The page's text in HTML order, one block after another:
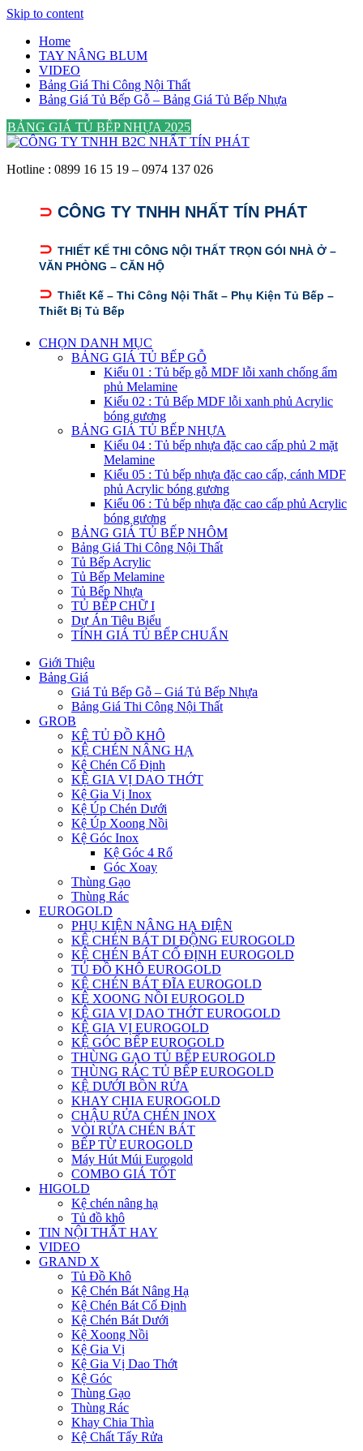
Skip to content
Home
TAY NÂNG BLUM
VIDEO
Bảng Giá Thi Công Nội Thất
Bảng Giá Tủ Bếp Gỗ – Bảng Giá Tủ Bếp Nhựa
BẢNG GIÁ TỦ BẾP NHỰA 2025
Hotline : 0899 16 15 19 – 0974 137 026
⊃ CÔNG TY TNHH NHẤT TÍN PHÁT
⊃ THIẾT KẾ THI CÔNG NỘI THẤT TRỌN GÓI NHÀ Ở –
VĂN PHÒNG – CĂN HỘ
⊃ Thiết Kế – Thi Công Nội Thất – Phụ Kiện Tủ Bếp –
Thiết Bị Tủ Bếp
CHỌN DANH MỤC
BẢNG GIÁ TỦ BẾP GỖ
Kiểu 01 : Tủ bếp gỗ MDF lỗi xanh chống ẩm
phủ Melamine
Kiểu 02 : Tủ Bếp MDF lỗi xanh phủ Acrylic
bóng gương
BẢNG GIÁ TỦ BẾP NHỰA
Kiểu 04 : Tủ bếp nhựa đặc cao cấp phủ 2 mặt
Melamine
Kiểu 05 : Tủ bếp nhựa đặc cao cấp, cánh MDF
phủ Acrylic bóng gương
Kiểu 06 : Tủ bếp nhựa đặc cao cấp phủ Acrylic
bóng gương
BẢNG GIÁ TỦ BẾP NHÔM
Bảng Giá Thi Công Nội Thất
Tủ Bếp Acrylic
Tủ Bếp Melamine
Tủ Bếp Nhựa
TỦ BẾP CHỮ I
Dự Án Tiêu Biểu
TÍNH GIÁ TỦ BẾP CHUẨN
Giới Thiệu
Bảng Giá
Giá Tủ Bếp Gỗ – Giá Tủ Bếp Nhựa
Bảng Giá Thi Công Nội Thất
GROB
KỆ TỦ ĐỒ KHÔ
KỆ CHÉN NÂNG HẠ
Kệ Chén Cố Định
KỆ GIA VỊ DAO THỚT
Kệ Gia Vị Inox
Kệ Úp Chén Dưới
Kệ Úp Xoong Nồi
Kệ Góc Inox
Kệ Góc 4 Rổ
Góc Xoay
Thùng Gạo
Thùng Rác
EUROGOLD
PHỤ KIỆN NÂNG HẠ ĐIỆN
KỆ CHÉN BÁT DI ĐỘNG EUROGOLD
KỆ CHÉN BÁT CỐ ĐỊNH EUROGOLD
TỦ ĐỒ KHÔ EUROGOLD
KỆ CHÉN BÁT ĐĨA EUROGOLD
KỆ XOONG NỒI EUROGOLD
KỆ GIA VỊ DAO THỚT EUROGOLD
KỆ GIA VỊ EUROGOLD
KỆ GÓC BẾP EUROGOLD
THÙNG GẠO TỦ BẾP EUROGOLD
THÙNG RÁC TỦ BẾP EUROGOLD
KỆ DƯỚI BỒN RỬA
KHAY CHIA EUROGOLD
CHẬU RỬA CHÉN INOX
VÒI RỬA CHÉN BÁT
BẾP TỪ EUROGOLD
Máy Hút Múi Eurogold
COMBO GIÁ TỐT
HIGOLD
Kệ chén nâng hạ
Tủ đồ khô
TIN NỘI THẤT HAY
VIDEO
GRAND X
Tủ Đồ Khô
Kệ Chén Bát Nâng Hạ
Kệ Chén Bát Cố Định
Kệ Chén Bát Dưới
Kệ Xoong Nồi
Kệ Gia Vị
Kệ Gia Vị Dao Thớt
Kệ Góc
Thùng Gạo
Thùng Rác
Khay Chia Thìa
Kệ Chất Tẩy Rửa